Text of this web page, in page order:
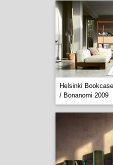
Helsinki
/ Bonanomi 2009